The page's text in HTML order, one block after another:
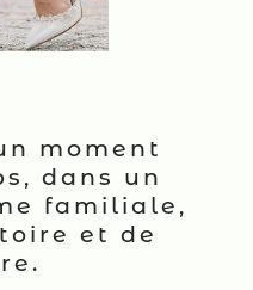
moment
dans un
familiale,
et de